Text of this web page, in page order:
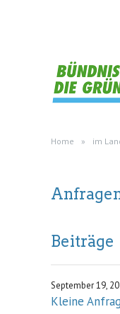
Home » im
Beiträge
September 19,
Kleine